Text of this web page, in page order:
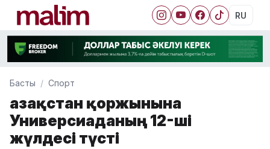
RU
Басты Спорт
Қазақстан қоржынына
Универсиаданың 12-ші
жүлдесі түсті